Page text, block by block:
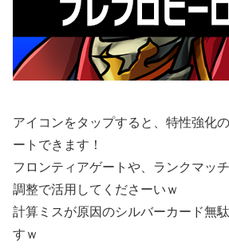
アイコンをタップすると、特性強化
ートできます！
フロンティアゲートや、ランクマッ
調整で活用してくださーいｗ
計算ミスが原因のシルバーカード無
すｗ